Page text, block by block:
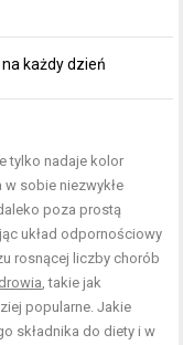
każdy dzień
tylko nadaje kolor
w sobie niezwykłe
poza prostą
układ odpornościowy
rosnącej liczby chorób
, takie jak
popularne. Jakie
składnika do diety i w